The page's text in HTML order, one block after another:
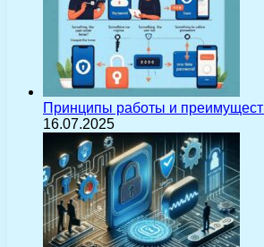
Принципы работы и
16.07.2025